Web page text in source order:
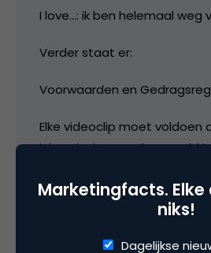
I love…: ik ben helemaal weg
Verder staat er:
Voorwaarden en
Elke videoclip moet voldoen
inhoudseisen zoals gesteld
geplaatst. Wil je zelf een
verwijderen? Dan kan dat
Marketingfacts. Elke
niks!
Dagelijkse